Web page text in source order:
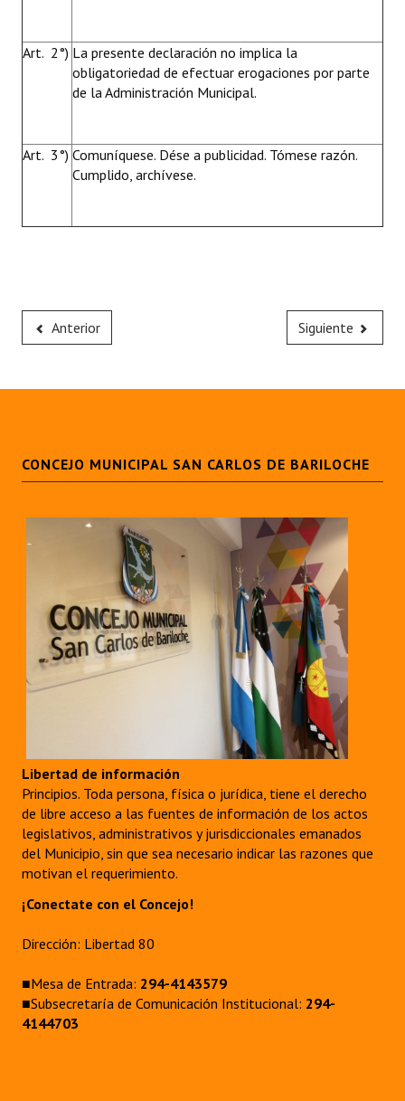
Art. 2°) La presente declaración no implica la
obligatoriedad de efectuar erogaciones por parte
de la Administración Municipal.
Art. 3°) Comuníquese. Dése a publicidad. Tómese razón.
Cumplido, archívese.
Anterior Siguiente
CONCEJO MUNICIPAL SAN CARLOS DE BARILOCHE
Libertad de información
Principios. Toda persona, física o jurídica, tiene el derecho
de libre acceso a las fuentes de información de los actos
legislativos, administrativos y jurisdiccionales emanados
del Municipio, sin que sea necesario indicar las razones que
motivan el requerimiento.
¡Conectate con el Concejo!
Dirección: Libertad 80
■Mesa de Entrada: 294-4143579
■Subsecretaría de Comunicación Institucional: 294-
4144703